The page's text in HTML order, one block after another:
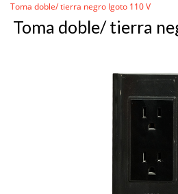
Toma doble/ tierra negro Igoto 110 V
Toma doble/ tierra